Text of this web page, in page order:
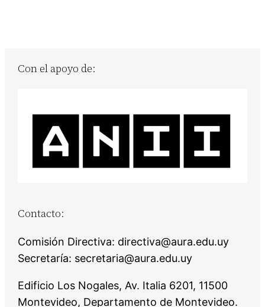
Con el apoyo de:
Contacto:
Comisión Directiva: directiva@aura.edu.uy
Secretaría: secretaria@aura.edu.uy
Edificio Los Nogales, Av. Italia 6201, 11500
Montevideo, Departamento de Montevideo.